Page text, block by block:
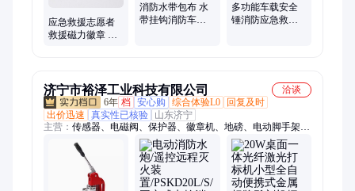
应急救援志愿者
救援磁力徽章 徽
消防水带包布 水
带挂钩消防车配
多功能车载安全
锤消防应急救援
济宁市裕泽工业科技有限公司
洽谈
6年 档 安心购 综合体验L0
回复及时
出价迅速
真实性已核验
山东济宁
主营： 传感器、电磁阀、保护器、徽章机、地磅、电动脚手架、
装载机电子秤、机械抓手、砌筑升降平台、光伏板升降机、内撑
吊具、混凝土振动棒、打标机、研磨机、裁切机、平移门电机、
超市防盗门、磨片磨头、滑移机、消防机器人、农业打药机、履
带底盘、消防器材